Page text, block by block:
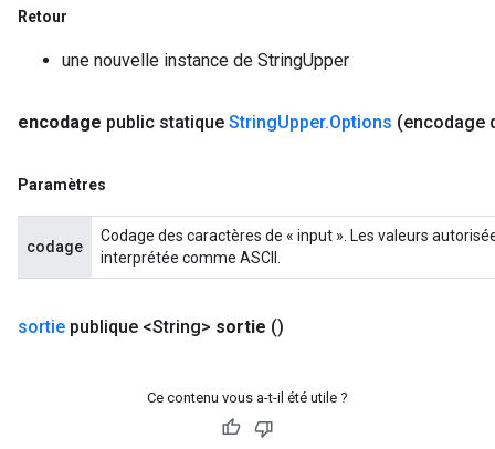
Retour
une nouvelle instance de StringUpper
encodage public statique StringUpper.Options (encodage
Paramètres
codage
Codage des caractères de « input ». Les valeurs
interprétée comme ASCII.
sortie publique <String> sortie ()
Ce contenu vous a-t-il été utile ?